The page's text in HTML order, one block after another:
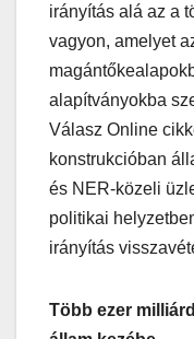
irányítás alá az a
vagyon, amelyet
alapítványokba
Válasz Online
konstrukcióban
és NER-közeli
politikai
irányítás
Több ezer